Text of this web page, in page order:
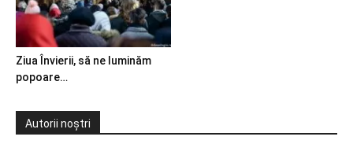
Ziua Învierii, să ne luminăm
popoare…
Autorii noștri